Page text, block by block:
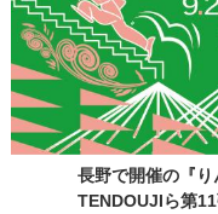
長野で開催の『
TENDOUJIら第